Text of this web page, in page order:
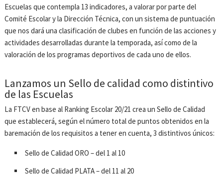
Escuelas que contempla 13 indicadores, a valorar por parte del
Comité Escolar y la Dirección Técnica, con un sistema de puntuación
que nos dará una clasificación de clubes en función de las acciones y
actividades desarrolladas durante la temporada, así como de la
valoración de los programas deportivos de cada uno de ellos.
Lanzamos un Sello de calidad como distintivo
de las Escuelas
La FTCV en base al Ranking Escolar 20/21 crea un Sello de Calidad
que establecerá, según el número total de puntos obtenidos en la
baremación de los requisitos a tener en cuenta, 3 distintivos únicos:
Sello de Calidad ORO – del 1 al 10
Sello de Calidad PLATA – del 11 al 20